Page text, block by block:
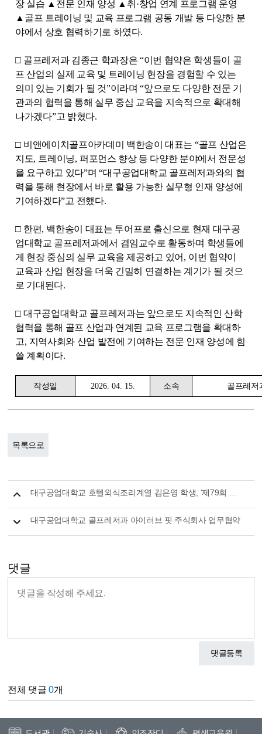
장 실습 ▲ 전문 인재 양성 ▲ 취 ·창업 연계 프로그램 운영
▲ 골프 트레이닝 및 교육 프로그램 공동 개발 등 다양한 분
야에서 상호 협력하기로 하였다.
□ 골프레저과 김종근 학과장은 “이번 협약은 학생들이 골
프 산업의 실제 교육 및 트레이닝 현장을 경험할 수 있는
의미 있는 기회가 될 것”이라며“앞으로도 다양한 전문 기
관과의 협력을 통해 실무 중심 교육을 지속적으로 확대해
나가겠다”고 밝혔다.
□ 비앤에이치골프아카데미 백한송이 대표는 “골프 산업은
지도, 트레이닝, 퍼포먼스 향상 등 다양한 분야에서 전문성
을 요구하고 있다”며“대구공업대학교 골프레저과와의 협
력을 통해 현장에서 바로 활용 가능한 실무형 인재 양성에
기여하겠다”고 전했다.
□ 한편, 백한송이 대표는 투어프로 출신으로 현재 대구공
업대학교 골프레저과에서 겸임교수로 활동하며 학생들에
게 현장 중심의 실무 교육을 제공하고 있어 , 이번 협약이
교육과 산업 현장을 더욱 긴밀히 연결하는 계기가 될 것으
로 기대된다.
□대구공업대학교 골프레저과는 앞으로도 지속적인 산학
협력을 통해 골프 산업과 연계된 교육 프로그램을 확대하
고, 지역사회와 산업 발전에 기여하는 전문 인재 양성에 힘
쓸 계획이다.
작성일 2026. 04. 15. 소속 골프레저
목록으로
대구공업대학교 골프레저과 아이러브 핏 주식회사 업무협약
댓글
댓글등록
전체 댓글0개